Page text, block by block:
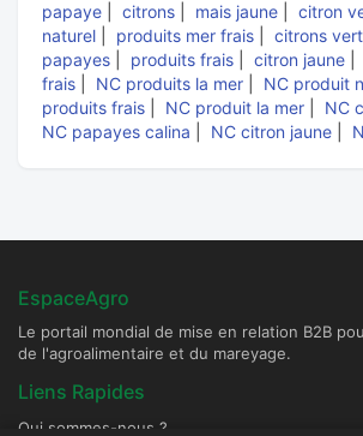
papaye
citrons mais jaune citron
naturel
produits mer frais citrons
papayes
produits frais citron jaune
frais
NC produits la mer NC produit
produits frais
NC produit la mer NC
NC papayes calina
NC citron jaune
EspaceAgro
Le portail mondial de mise en relation B2B
de l'agroalimentaire et du mareyage.
Liens Rapides
Qui sommes-nous ?